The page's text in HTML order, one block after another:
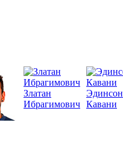
Златан
Ибрагимович
Эдинсон
Кавани